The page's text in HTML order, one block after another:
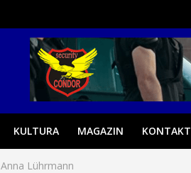
KULTURA MAGAZIN KONTAKT
Anna Lührmann